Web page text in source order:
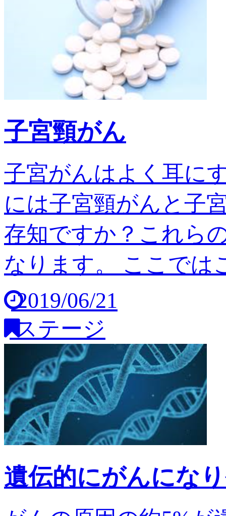
子宮頸がん
子宮がんはよく耳に
には子宮頸がんと子
存知ですか？これら
なります。 ここでは
2019/06/21
ステージ
遺伝的にがんにな